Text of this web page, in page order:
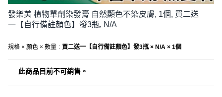
發樂美 植物單劑染發膏 自然顯色不染皮膚, 1個, 買二送
一【自行備註顏色】發3瓶, N/A
規格 × 顏色 × 數量 : 買二送一【自行備註顏色】發3瓶 × N/A × 1個
此商品目前不可銷售。